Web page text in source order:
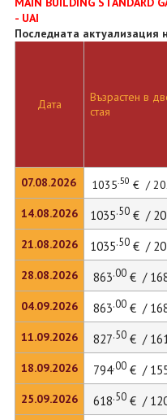
- UAI
Последната актуализация
Дата
07.08.2026
14.08.2026
21.08.2026
28.08.2026
04.09.2026
11.09.2026
18.09.2026
25.09.2026
Възрастен в
стая
1035.50 € /
1035.50€ /
1035.50€ /
863.00€ /
863.00€ /
827.50€ /
794.00€ /
618.50€ /